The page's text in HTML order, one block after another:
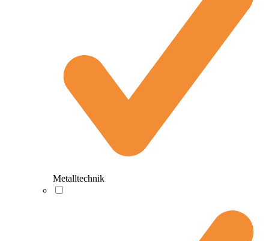
Metalltechnik